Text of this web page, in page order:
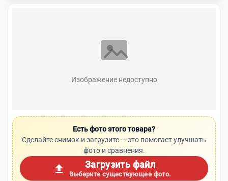
Изображение недоступно
Есть фото этого товара?
Сделайте снимок и загрузите — это помогает улучшать
фото и сравнения.
upload Загрузить файл
Выберите существующее фото.